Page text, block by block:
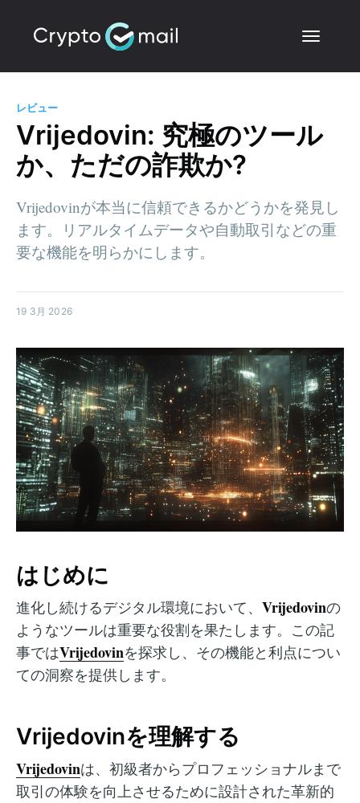
レビュー
Vrijedovin: 究極のツール
か、ただの詐欺か?
Vrijedovinが本当に信頼できるかどうかを発見し
ます。リアルタイムデータや自動取引などの重
要な機能を明らかにします。
19 3月 2026
はじめに
進化し続けるデジタル環境において、 Vrijedovinの
ようなツールは重要な役割を果たします。この記
事ではVrijedovinを探求し、その機能と利点につい
ての洞察を提供します。
Vrijedovinを理解する
Vrijedovinは、初級者からプロフェッショナルまで
取引の体験を向上させるために設計された革新的